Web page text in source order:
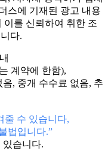
스에 기재된 광고 내용
이를 신뢰하여 취한 조
다.
계약에 한함),
, 중개 수수료 없음, 추
줄 수 있습니다,
법입니다.”
있습니다.